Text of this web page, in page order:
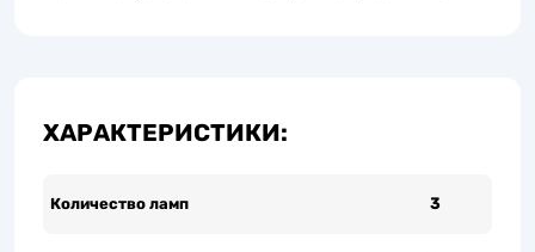
ХАРАКТЕРИСТИКИ:
Количество ламп 3